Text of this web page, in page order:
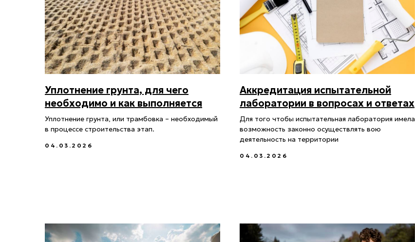
Уплотнение грунта, для чего
необходимо и как выполняется
Уплотнение грунта, или трамбовка – необходимый
в процессе строительства этап.
04.03.2026
Аккредитация испытательной
лаборатории в вопросах и ответах
Для того чтобы испытательная лаборатория имела
возможность законно осуществлять вою
деятельность на территории
04.03.2026